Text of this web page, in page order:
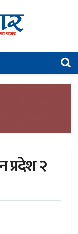
प्रदेश २